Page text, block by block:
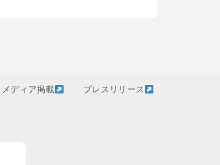
メディア掲載 プレスリリース